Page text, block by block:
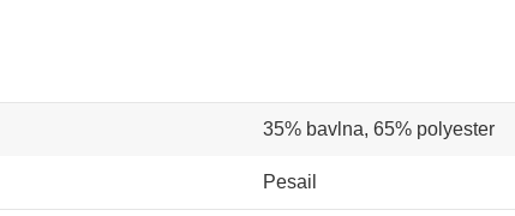
35% bavlna, 65% polyester
Pesail